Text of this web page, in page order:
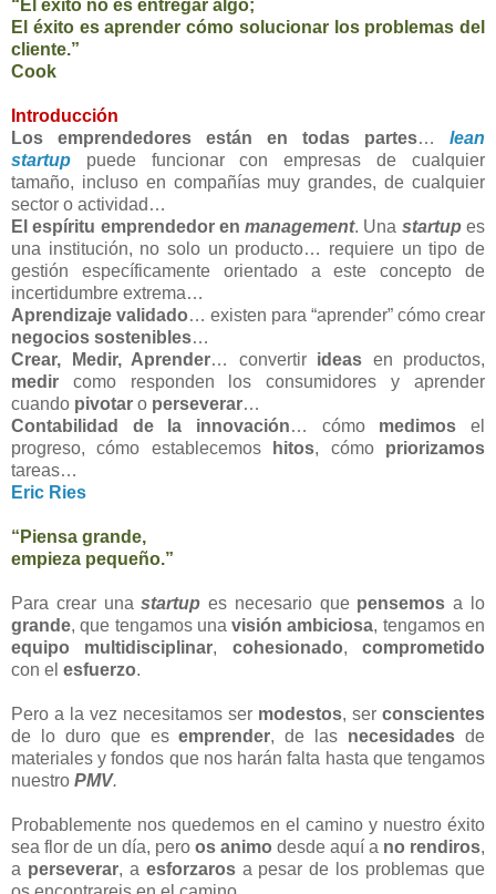
“El éxito no es entregar algo;
El éxito es aprender cómo solucionar los problemas del
cliente.”
Cook
Introducción
Los emprendedores están en todas partes… lean
startup puede funcionar con empresas de cualquier
tamaño, incluso en compañías muy grandes, de cualquier
sector o actividad…
El espíritu emprendedor enmanagement. Una startupes
una institución, no solo un producto… requiere un tipo de
gestión específicamente orientado a este concepto de
incertidumbre extrema…
Aprendizaje validado… existen para “aprender” cómo crear
negocios sostenibles…
Crear, Medir, Aprender… convertir ideas en productos,
medir como responden los consumidores y aprender
cuando pivotar o perseverar…
Contabilidad de la innovación… cómo medimos el
progreso, cómo establecemos
hitos, cómo priorizamos
tareas…
Eric Ries
“Piensa grande,
empieza pequeño.”
Para crear unastartup es necesario que pensemos a lo
grande, que tengamos unavisión ambiciosa, tengamos en
equipo multidisciplinar, cohesionado,comprometido
con el esfuerzo.
Pero a la vez necesitamos ser modestos, ser conscientes
de lo duro que esemprender, de las necesidades de
materiales y fondos que nos harán falta hasta que tengamos
nuestro PMV.
Probablemente nos quedemos en el camino y nuestro éxito
sea flor de un día, pero os animo desde aquí a no rendiros,
a perseverar, a esforzarosa pesar de los problemas que